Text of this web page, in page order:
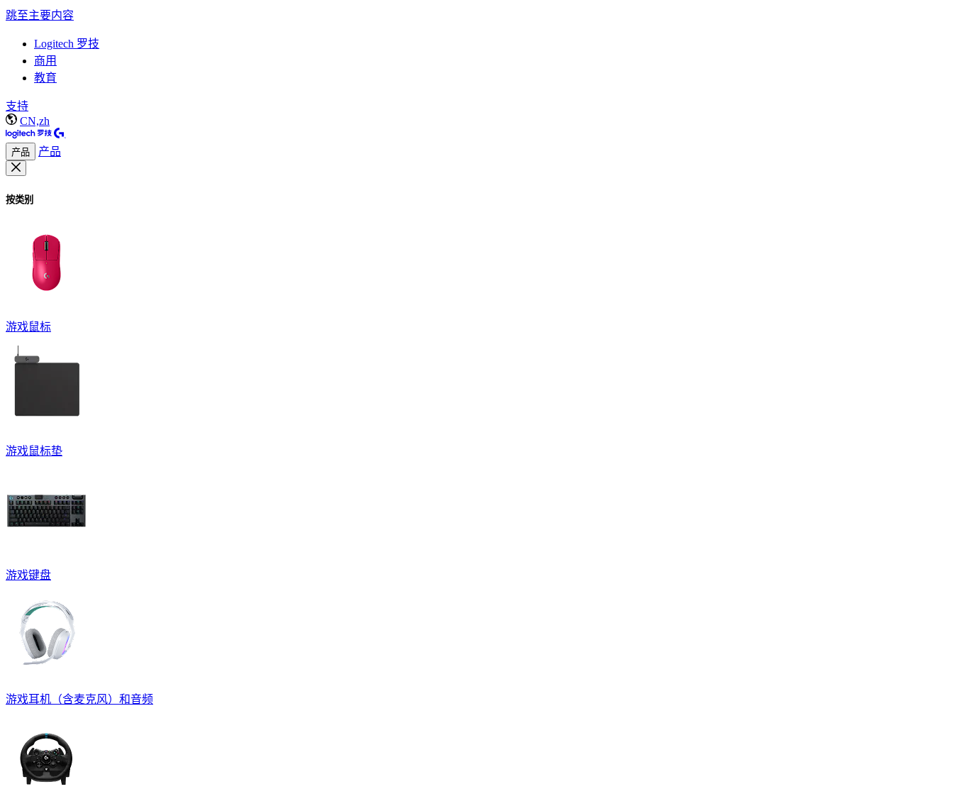
跳至主要内容
Logitech 罗技
商用
教育
支持
CN,zh
产品 产品
按类别
游戏鼠标
游戏鼠标垫
游戏键盘
游戏耳机（含麦克风）和音频